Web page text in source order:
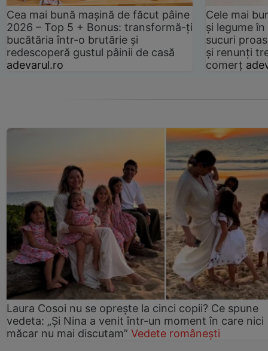
Cea mai bună mașină de făcut pâine
2026 – Top 5 + Bonus: transformă-ți
bucătăria într-o brutărie și
redescoperă gustul pâinii de casă
adevarul.ro
Cele mai
și legume
sucuri
și renunți
comerț
Laura Cosoi nu se oprește la cinci copii? Ce spune
vedeta: „Și Nina a venit într-un moment în care nici
măcar nu mai discutam” Vedete românești